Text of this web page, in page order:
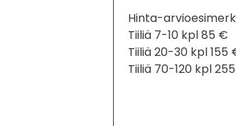
Hinta-
Tiiliä 7-10 kpl 85 €
Tiiliä 20-30 kpl 155
Tiiliä 70-120 kpl